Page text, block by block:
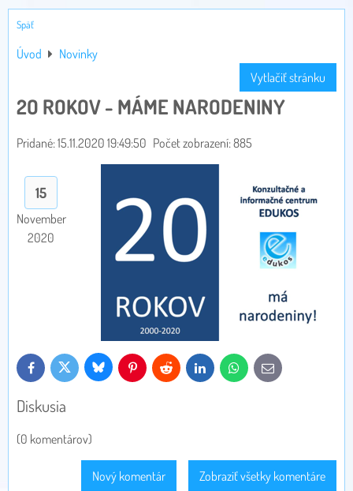
Späť
Úvod
Novinky
Vytlačiť stránku
2O ROKOV - MÁME NARODENINY
Pridané: 15.11.2020 19:49:50 Počet zobrazení: 885
15
November
2020
FacebookTwitter Bluesky PinterestReddit LinkedInWhatsApp
E-
mail
Diskusia
(0 komentárov)
Zobraziť všetky komentáre
Nový komentár